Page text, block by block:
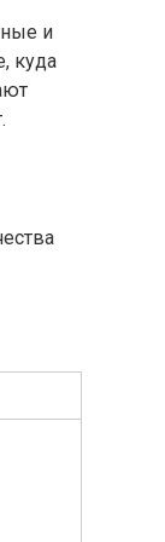
и
куда